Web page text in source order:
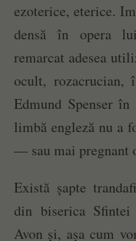
ezoterice, eterice.
densă în opera
remarcat adesea
ocult, rozacrucian,
Edmund Spenser
limbă engleză nu a
— sau mai pregnant
Există șapte
din biserica
Avon și, așa cum